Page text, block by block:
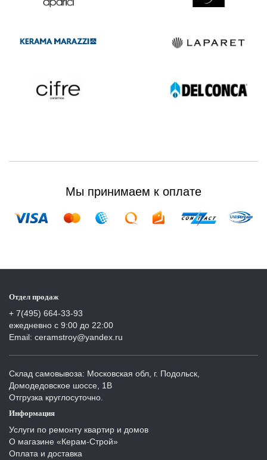
Мы принимаем к оплате
Отдел продаж
+ 7(495) 664-33-93
ежедневно с 9:00 до 22:00
Email: ceramstroy@yandex.ru
Склад самовывоза: Московская обл, г. Подольск,
Домодедовское шоссе, 1В
Отгрузка круглосуточно.
Информация
Услуги по ремонту квартир и домов
О магазине «Керам-Строй»
Оплата и доставка